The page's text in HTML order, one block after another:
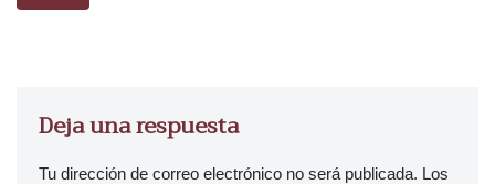
Deja una respuesta
Tu dirección de correo electrónico no será publicada. Los